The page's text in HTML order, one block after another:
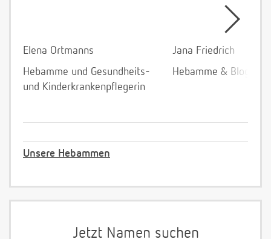
Elena Ortmanns
Hebamme und Gesundheits-
und Kinderkrankenpflegerin
Jana Friedrich
Hebamme &
Unsere Hebammen
Jetzt Namen suchen